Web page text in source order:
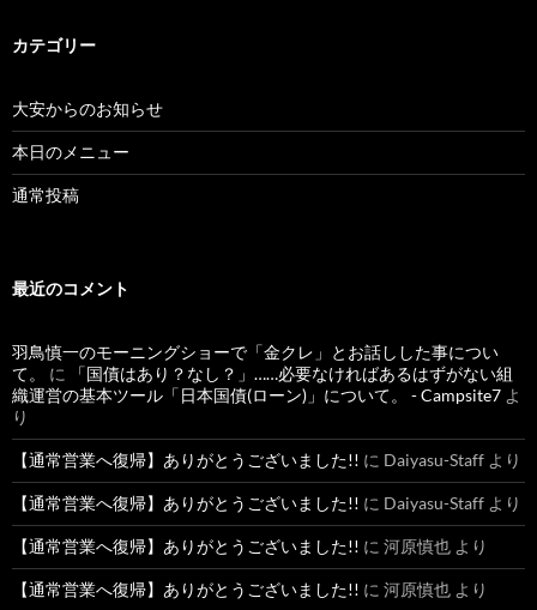
カテゴリー
大安からのお知らせ
本日のメニュー
通常投稿
最近のコメント
羽鳥慎一のモーニングショーで「金クレ」とお話しした事につい
て。
に
「国債はあり？なし？」……必要なければあるはずがない組
織運営の基本ツール「日本国債(ローン)」について。 - Campsite7 よ
り
【通常営業へ復帰】ありがとうございました!! に Daiyasu-Staff より
【通常営業へ復帰】ありがとうございました!! に Daiyasu-Staff より
【通常営業へ復帰】ありがとうございました!! に 河原慎也 より
【通常営業へ復帰】ありがとうございました!! に 河原慎也 より